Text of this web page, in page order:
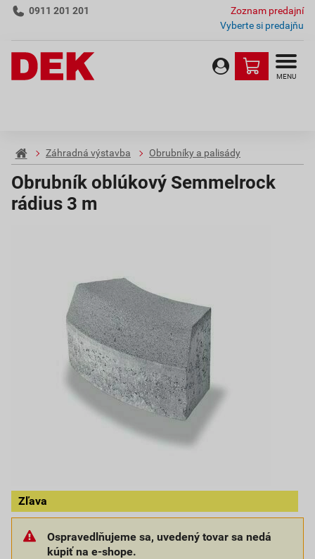
0911 201 201
Zoznam predajní
Vyberte si predajňu
MENU
Záhradná výstavba Obrubníky a palisády
Obrubník oblúkový Semmelrock
rádius 3 m
Zľava
Ospravedlňujeme sa, uvedený tovar sa nedá
kúpiť na e-shope.